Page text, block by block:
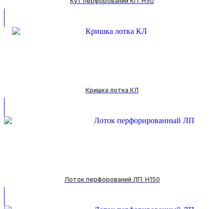
Кришка лотка КЛ
Лоток перфорований ЛП: H150